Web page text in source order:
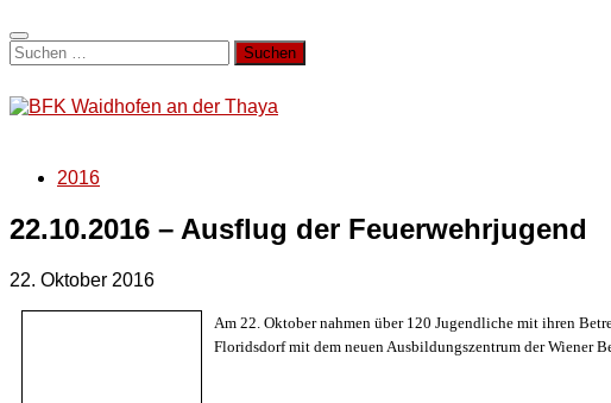
Suchen
nach:
2016
22.10.2016 – Ausflug der Feuerwehrjugend
22. Oktober 2016
Am 22. Oktober nahmen über 120 Jugendliche mit ihren
Floridsdorf mit dem neuen Ausbildungszentrum der Wiener